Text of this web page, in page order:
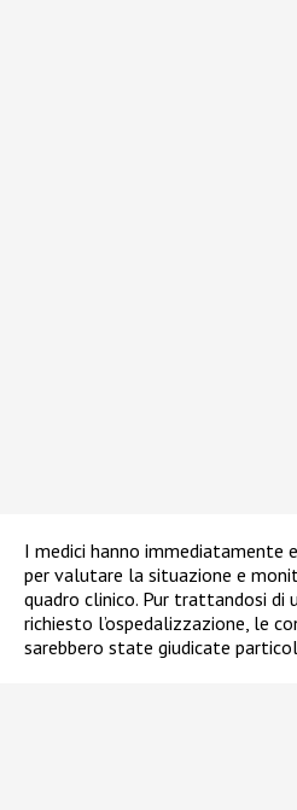
I medici hanno immediatamente
per valutare la situazione e
quadro clinico. Pur trattandosi di
richiesto l’ospedalizzazione, le
sarebbero state giudicate